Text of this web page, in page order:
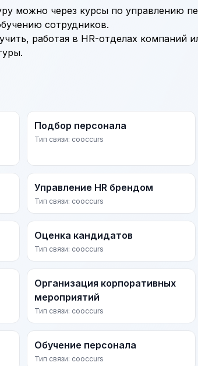
можно через курсы по управлению
сотрудников.
работая в HR-отделах компаний
Подбор персонала
Тип связи: cooccurs
Управление HR брендом
Тип связи: cooccurs
Оценка кандидатов
Тип связи: cooccurs
Организация корпоративных
мероприятий
Тип связи: cooccurs
Обучение персонала
Тип связи: cooccurs